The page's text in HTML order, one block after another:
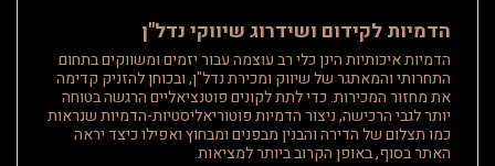
הדמיות לקידום ושידרוג שיווקי נדל"ן
הדמיות איכותיות הינן כלי רב עוצמה עבור יזמים ומשווקים בתחום
התחרותי והמאתגר של שיווק ומכירת נדל"ן, ובכוחן להזניק קדימה
את מחזור המכירות. כדי לתת לקונים פוטנציאליים הרגשה בטוחה
יותר לגבי הרכישה, ניצור הדמיות פוטוריאליסטיות-הדמיות שנראות
כמו תצלום של הדירה והבנין מבפנים ומבחוץ ואפילו כיצד יראה
האתר בסוף, באופן הקרוב ביותר למציאות.